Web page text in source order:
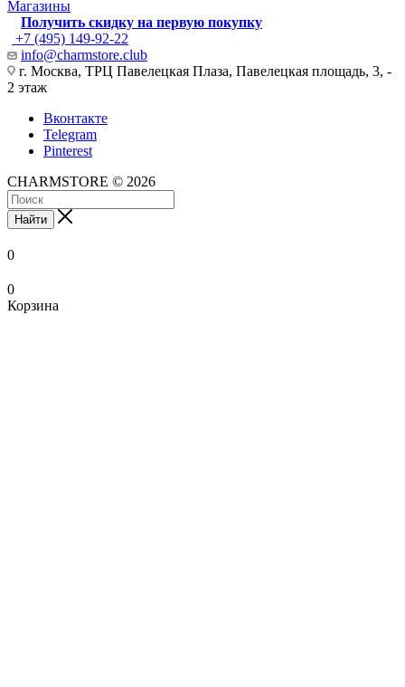
Магазины
Получить скидку на первую покупку
+7 (495) 149-92-22
info@charmstore.club
г. Москва, ТРЦ Павелецкая Плаза, Павелецкая площадь, 3, -
2 этаж
Вконтакте
Telegram
Pinterest
CHARMSTORE © 2026
Найти
0
0
Корзина